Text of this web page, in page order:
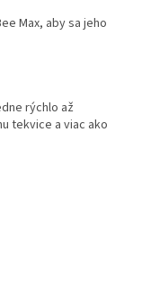
Max, aby sa jeho
rýchlo až
tekvice a viac ako